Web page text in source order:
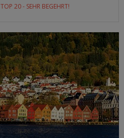
TOP 20 - SEHR BEGEHRT!